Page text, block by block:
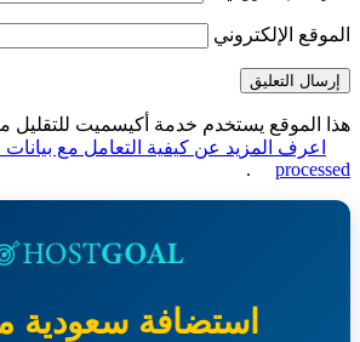
الإلكتروني
يستخدم خدمة أكيسميت للتقليل من
المزيد عن كيفية التعامل مع بيانات
.
استضافة سعودية